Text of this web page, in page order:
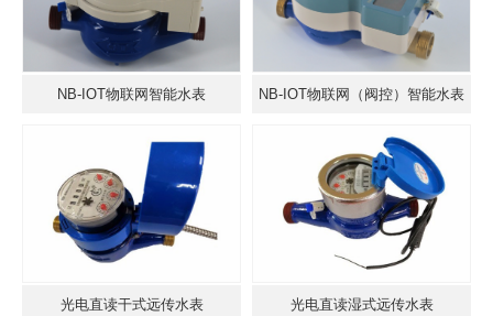
NB-IOT物联网智能水表 NB-IOT物联网（阀控）智能水表
光电直读干式远传水表 光电直读湿式远传水表